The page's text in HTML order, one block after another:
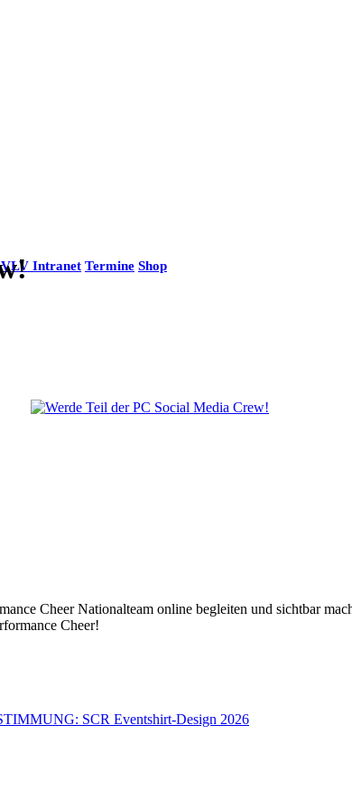
Intranet Termine Shop
Cheer Nationalteam online begleiten und sichtbar
Cheer!
SCR Eventshirt-Design 2026